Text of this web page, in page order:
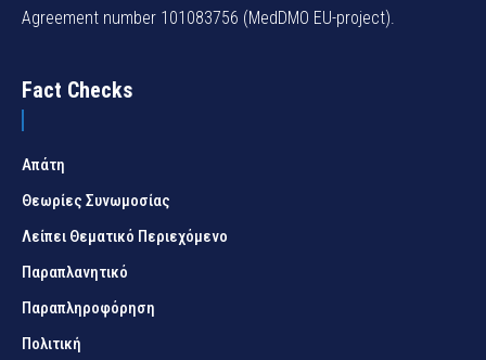
Agreement number 101083756 (MedDMO EU-project).
Fact Checks
Απάτη
Θεωρίες Συνωμοσίας
Λείπει Θεματικό Περιεχόμενο
Παραπλανητικό
Παραπληροφόρηση
Πολιτική